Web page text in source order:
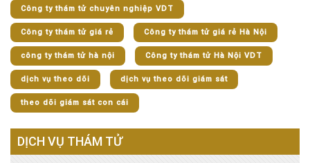
Công ty thám tử chuyên nghiệp VDT
Công ty thám tử giá rẻ Công ty thám tử giá rẻ Hà Nội
công ty thám tử hà nội Công ty thám tử Hà Nội VDT
dịch vụ theo dõi dịch vụ theo dõi giám sát
theo dõi giám sát con cái
DỊCH VỤ THÁM TỬ